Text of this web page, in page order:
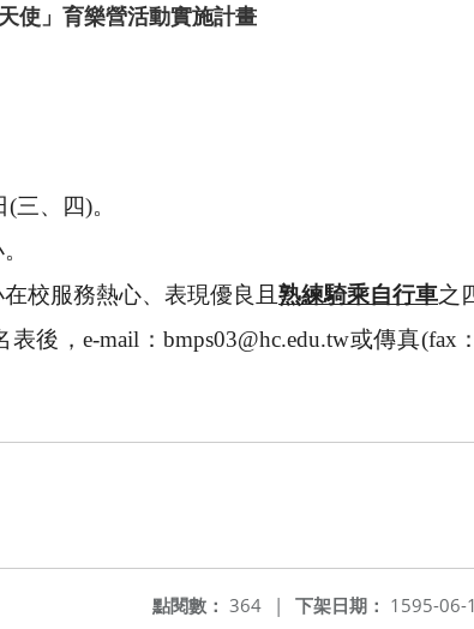
使」育樂營活動實施計畫
三、四)。
校服務熱心、表現優良且 熟練騎乘自行車之
後，e-mail：bmps03@hc.edu.tw或傳真(fax
下架日期： 1595-06-
點閱數： 364 |